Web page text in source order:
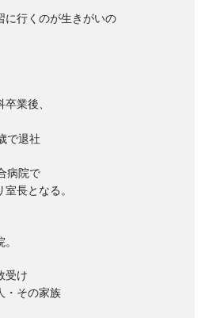
に行くのが生きがいの
業後、
で退社
病院で
長となる。
受け
・その家族